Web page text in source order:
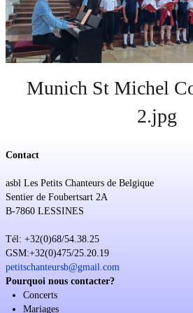
Soutien
Sponsoring
Munich St Michel
2.jpg
Contact
asbl Les Petits Chanteurs de Belgique
Sentier de Foubertsart 2A
B-7860 LESSINES
Tél: +32(0)68/54.38.25
GSM:+32(0)475/25.20.19
petitschanteursb@gmail.com
Pourquoi nous contacter?
Concerts
Mariages